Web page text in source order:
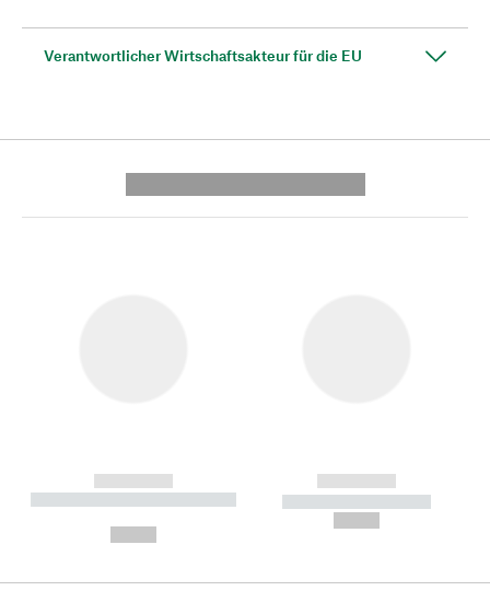
Verantwortlicher Wirtschaftsakteur für die EU
------------
----------- ----------- --------
------------
----------- -----------